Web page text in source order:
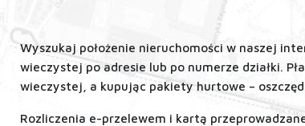
Wyszukaj położenie nieruchomości w naszej
wieczystej po adresie lub po numerze działki.
wieczystej, a kupując pakiety hurtowe –
Rozliczenia e-przelewem i kartą